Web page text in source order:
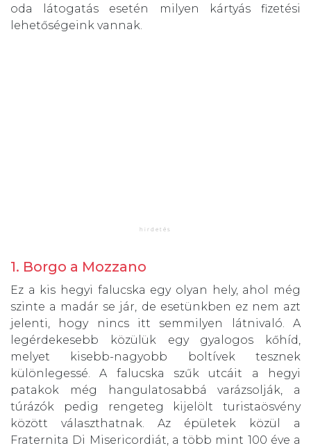
oda látogatás esetén milyen kártyás fizetési
lehetőségeink vannak.
1. Borgo a Mozzano
Ez a kis hegyi falucska egy olyan hely, ahol még
szinte a madár se jár, de esetünkben ez nem azt
jelenti, hogy nincs itt semmilyen látnivaló. A
legérdekesebb közülük egy gyalogos kőhíd,
melyet kisebb-nagyobb boltívek tesznek
különlegessé. A falucska szűk utcáit a hegyi
patakok még hangulatosabbá varázsolják, a
túrázók pedig rengeteg kijelölt turistaösvény
között választhatnak. Az épületek közül a
Fraternita Di Misericordiát, a több mint 100 éve a